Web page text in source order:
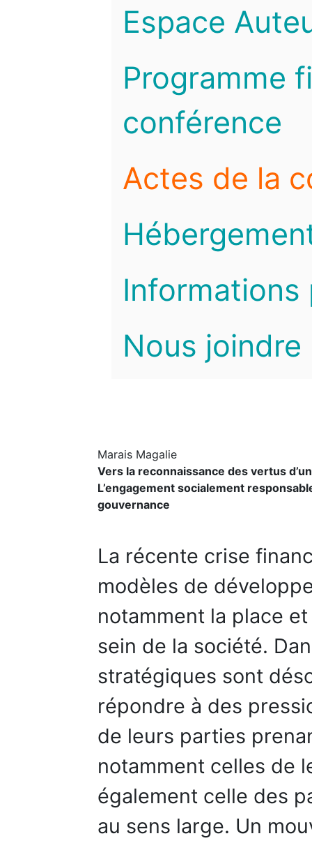
Espace
Programme
conférence
Actes de la
Informations
Nous joindre
Marais Magalie
Vers la reconnaissance des vertus
L’engagement socialement
gouvernance
La récente crise
modèles de
notamment la place
sein de la société.
stratégiques sont
répondre à des
de leurs parties
notamment celles de
également celle des
au sens large. Un